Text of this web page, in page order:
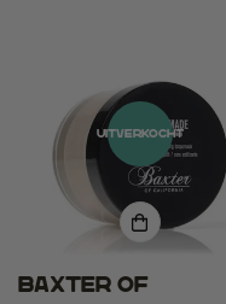
UITVERKOCHT
Baxter of